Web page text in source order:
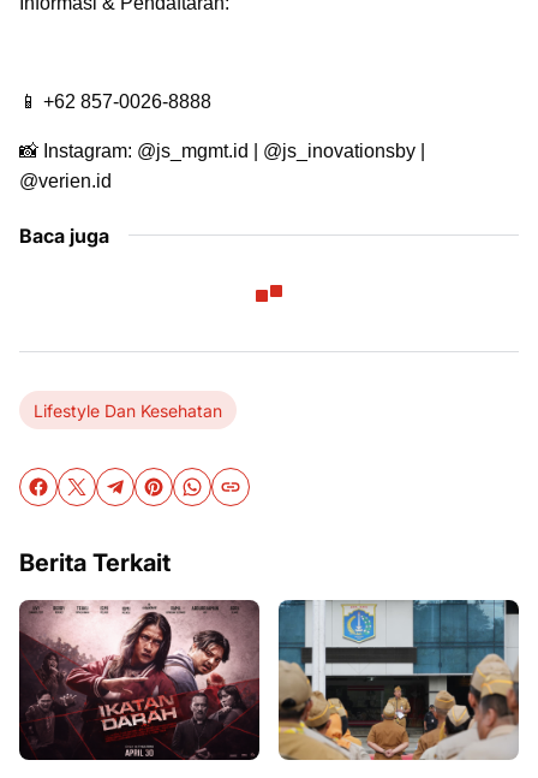
📱 +62 857-0026-8888
📸 Instagram: @js_mgmt.id | @js_inovationsby |
@verien.id
Baca juga
Lifestyle Dan Kesehatan
Berita Terkait